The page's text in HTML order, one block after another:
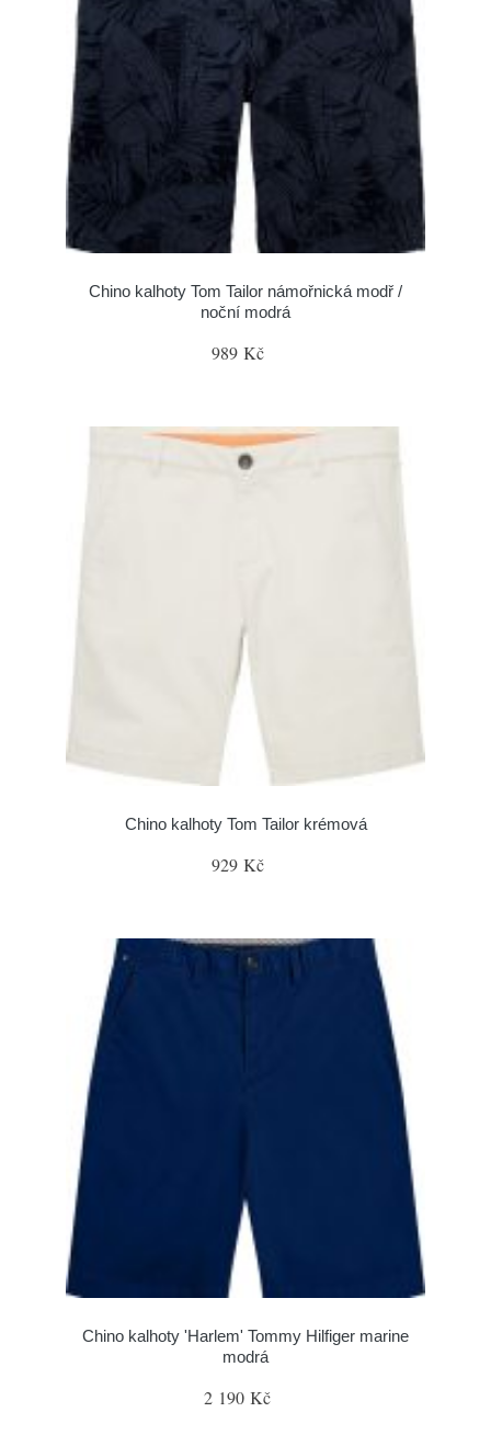
Chino kalhoty Tom Tailor námořnická modř /
noční modrá
989 Kč
Chino kalhoty Tom Tailor krémová
929 Kč
Chino kalhoty 'Harlem' Tommy Hilfiger marine
modrá
2 190 Kč